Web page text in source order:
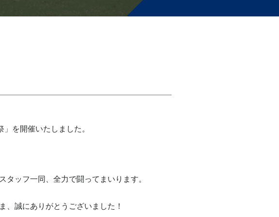
を開催いたしました。
ッフ一同、全力で闘ってまいります。
、誠にありがとうございました！